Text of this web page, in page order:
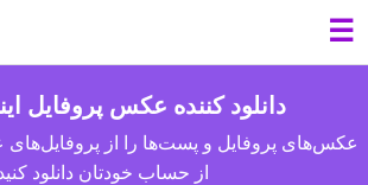
☰
دانلود کننده عکس پروفایل
عکس‌های پروفایل و پست‌ها را از پروفایل‌های
از حساب خودتان دانلود